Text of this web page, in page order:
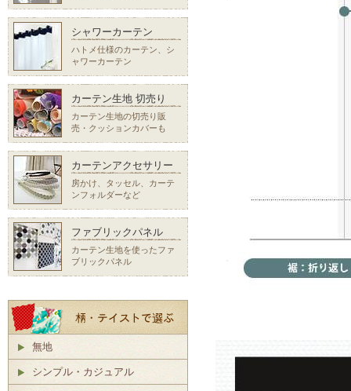
シャワーカーテン
ハトメ仕様のカーテン、シ
ャワーカーテン
カーテン生地 切売り
カーテン生地の切売り販
売・クッションカバーも
カーテンアクセサリー
房かけ、タッセル、カーテ
ンフォルダーなど
ファブリックパネル
カーテン生地を使ったファ
ブリックパネル
無地
シンプル・カジュアル